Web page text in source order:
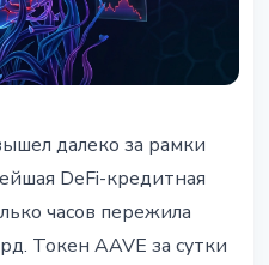
взлом Kelp
на $6.2
далеко за рамки
DeFi-кредитная
часов пережила
Токен AAVE за сутки